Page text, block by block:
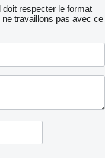
doit respecter le format
ne travaillons pas avec ce